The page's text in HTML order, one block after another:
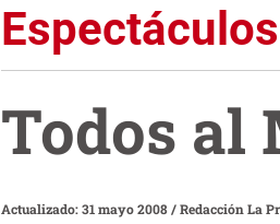
Espectáculos
Todos
Actualizado: 31 mayo 2008/Redacción La